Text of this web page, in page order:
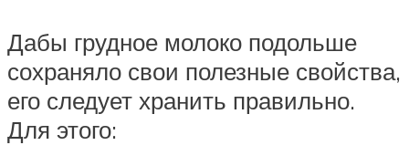
Дабы грудное молоко подольше
сохраняло свои полезные свойства,
его следует хранить правильно.
Для этого: